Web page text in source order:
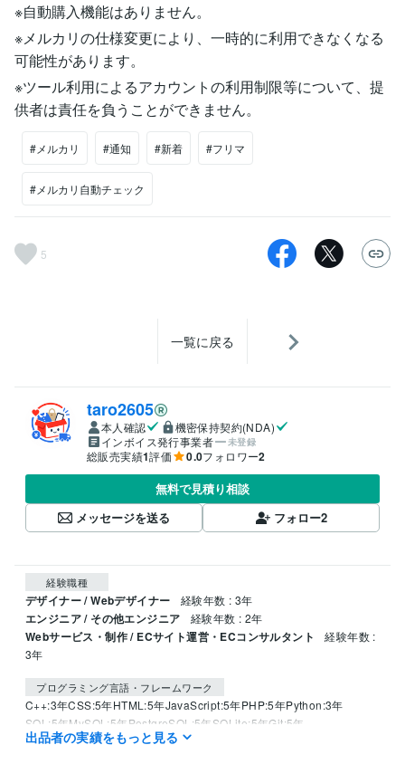
※自動購入機能はありません。
※メルカリの仕様変更により、一時的に利用できなくなる
可能性があります。
※ツール利用によるアカウントの利用制限等について、提
供者は責任を負うことができません。
#メルカリ #通知 #新着 #フリマ
#メルカリ自動チェック
5
一覧に戻る
taro2605
本人確認
機密保持契約(NDA)
インボイス発行事業者
未登録
総販売実績1評価 0.0フォロワー2
無料で見積り相談
メッセージを送る
フォロー2
経験職種
デザイナー / Webデザイナー 経験年数 : 3年
エンジニア / その他エンジニア 経験年数 : 2年
Webサービス・制作 / ECサイト運営・ECコンサルタント
経験年数 :
3年
プログラミング言語・フレームワーク
C++:3年CSS:5年HTML:5年JavaScript:5年PHP:5年Python:3年
SQL:5年MySQL:5年PostgreSQL:5年SQLite:5年Git:5年
出品者の実績をもっと見る